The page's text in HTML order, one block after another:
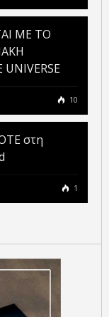
ΜΕ ΤΟ
10
στη
1